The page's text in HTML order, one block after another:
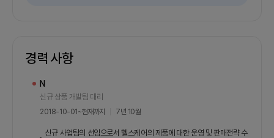
경력 사항
N
신규 상품 개발팀 대리
2018-10-01~현재까지 7년 10월
신규 사업팀의 선임으로서 헬스케어의 제품에 대한 운영 및 판매전략 수